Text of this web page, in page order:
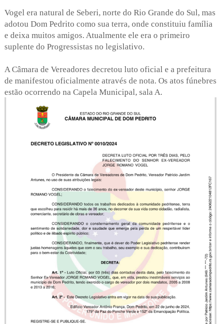
Vogel era natural de Seberi, norte do Rio Grande do Sul, mas
adotou Dom Pedrito como sua terra, onde constituiu família
e deixa muitos amigos. Atualmente ele era o primeiro
suplente do Progressistas no legislativo.
A Câmara de Vereadores decretou luto oficial e a prefeitura
de manifestou oficialmente através de nota. Os atos fúnebres
estão ocorrendo na Capela Municipal, sala A.